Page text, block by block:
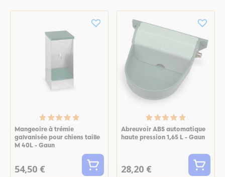
Mangeoire à trémie
galvanisée pour chiens taille
M 40L - Gaun
54,50 €
Abreuvoir ABS automatique
haute pression 1,65 L - Gaun
28,20 €